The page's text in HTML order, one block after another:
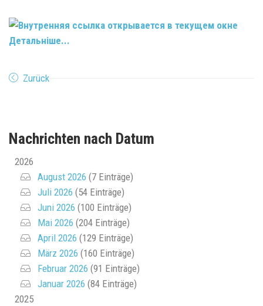
Детальніше...
Zurück
Nachrichten nach Datum
2026
August 2026 (7 Einträge)
Juli 2026 (54 Einträge)
Juni 2026 (100 Einträge)
Mai 2026 (204 Einträge)
April 2026 (129 Einträge)
März 2026 (160 Einträge)
Februar 2026 (91 Einträge)
Januar 2026 (84 Einträge)
2025